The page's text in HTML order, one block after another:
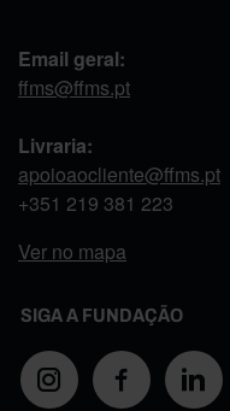
Email geral:
ffms@ffms.pt
Livraria:
apoioaocliente@ffms.pt
+351 219 381 223
Ver no mapa
SIGA A FUNDAÇÃO